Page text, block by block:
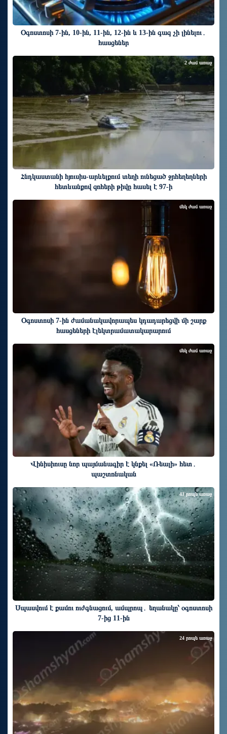
Օգոստոսի 7-ին, 10-ին, 11-ին, 12-ին և 13-ին գազ չի լինելու․
հասցեներ
Հնդկաստանի հյուսիս-արևելքում տեղի ունեցած ջրհեղեղների
հետևանքով զոհերի թիվը հասել է 97-ի
2 ժամ առաջ
Օգոստոսի 7-ին ժամանակավորապես կդադարեցվի մի շարք
հասցեների էլեկտրամատակարարում
մեկ ժամ առաջ
Վինիսիուսը նոր պայմանագիր է կնքել «Ռեալի» հետ․
պաշտոնական
մեկ ժամ առաջ
Սպասվում է քամու ուժգնացում, ամպրոպ․ եղանակը՝ օգոստոսի
7-ից 11-ին
43 րոպե առաջ
24 րոպե առաջ